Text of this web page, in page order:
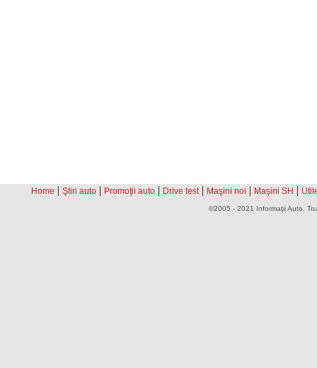
Home | Ştiri auto | Promoţii auto | Drive test | Maşini noi | Maşini SH |
©2005 - 2021 Informaţii Auto.